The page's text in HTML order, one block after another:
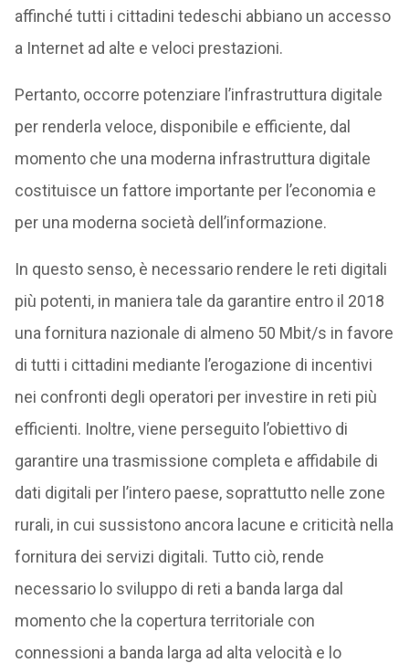
affinché tutti i cittadini tedeschi abbiano un accesso
a Internet ad alte e veloci prestazioni.
Pertanto, occorre potenziare l’infrastruttura digitale
per renderla veloce, disponibile e efficiente, dal
momento che una moderna infrastruttura digitale
costituisce un fattore importante per l’economia e
per una moderna società dell’informazione.
In questo senso, è necessario rendere le reti digitali
più potenti, in maniera tale da garantire entro il 2018
una fornitura nazionale di almeno 50 Mbit/s in favore
di tutti i cittadini mediante l’erogazione di incentivi
nei confronti degli operatori per investire in reti più
efficienti. Inoltre, viene perseguito l’obiettivo di
garantire una trasmissione completa e affidabile di
dati digitali per l’intero paese, soprattutto nelle zone
rurali, in cui sussistono ancora lacune e criticità nella
fornitura dei servizi digitali. Tutto ciò, rende
necessario lo sviluppo di reti a banda larga dal
momento che la copertura territoriale con
connessioni a banda larga ad alta velocità e lo